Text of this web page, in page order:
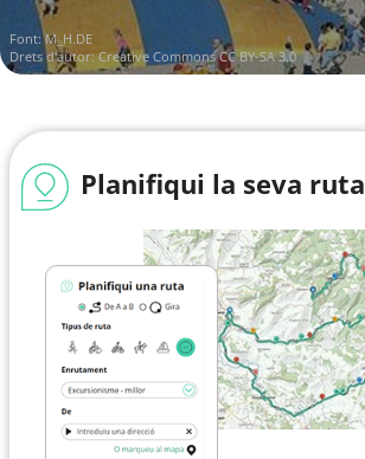
Font:M_H.DE
Drets d'autor:Creative Commons CC BY-SA 3.0
Planifiqui la seva ruta